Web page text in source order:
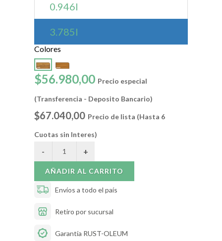
0.946l
3.785l
Colores
$56.980,00 Precio especial
(Transferencia - Deposito Bancario)
$67.040,00 Precio de lista (Hasta 6
Cuotas sin Interes)
AÑADIR AL CARRITO
Envíos a todo el país
Retiro por sucursal
Garantía RUST-OLEUM